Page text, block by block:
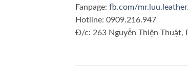
Fanpage: fb.com/
Hotline: 0909.216.947
Đ/c: 263 Nguyễn Thiện Thuật,